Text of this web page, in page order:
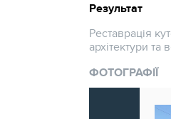
Результат
Реставрація
архітектури та
ФОТОГРАФІЇ